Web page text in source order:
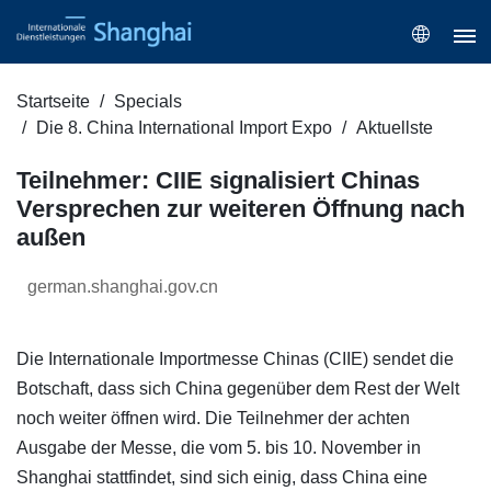
Startseite
Specials
Die 8. China International Import Expo
Aktuellste
Teilnehmer: CIIE signalisiert Chinas
Versprechen zur weiteren Öffnung nach
außen
german.shanghai.gov.cn
Die Internationale Importmesse Chinas (CIIE) sendet die
Botschaft, dass sich China gegenüber dem Rest der Welt
noch weiter öffnen wird. Die Teilnehmer der achten
Ausgabe der Messe, die vom 5. bis 10. November in
Shanghai stattfindet, sind sich einig, dass China eine